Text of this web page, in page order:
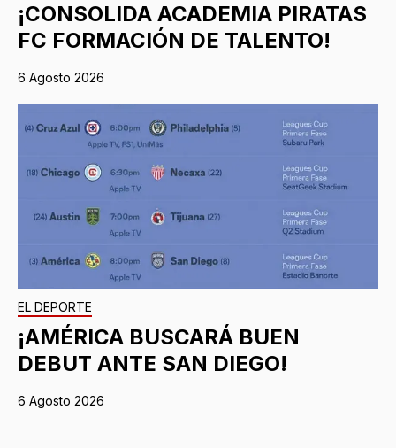
¡CONSOLIDA ACADEMIA PIRATAS
FC FORMACIÓN DE TALENTO!
6 Agosto 2026
EL DEPORTE
¡AMÉRICA BUSCARÁ BUEN
DEBUT ANTE SAN DIEGO!
6 Agosto 2026